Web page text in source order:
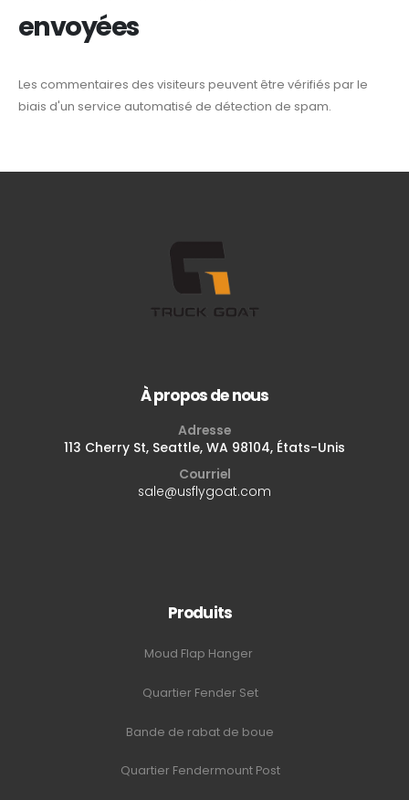
envoyées
Les commentaires des visiteurs peuvent être vérifiés par le
biais d'un service automatisé de détection de spam.
À propos de nous
Adresse
113 Cherry St, Seattle, WA 98104, États-Unis
Courriel
sale@usflygoat.com
Produits
Moud Flap Hanger
Quartier Fender Set
Bande de rabat de boue
Quartier Fendermount Post